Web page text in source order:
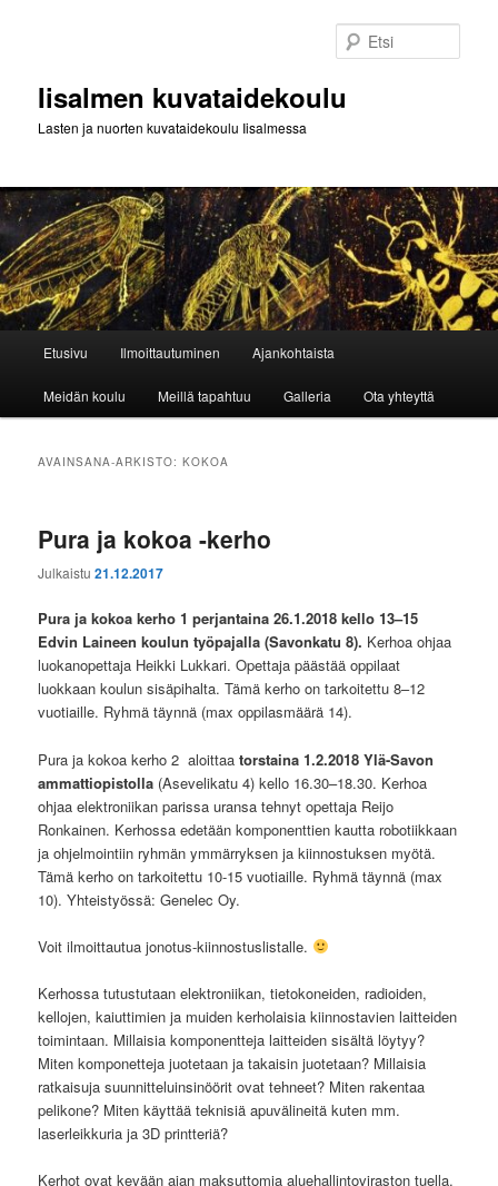
Iisalmen kuvataidekoulu
Lasten ja nuorten kuvataidekoulu Iisalmessa
Etusivu Ilmoittautuminen Ajankohtaista
Meidän koulu Meillä tapahtuu Galleria Ota yhteyttä
AVAINSANA-ARKISTO:KOKOA
Pura ja kokoa -kerho
Julkaistu21.12.2017
Pura ja kokoa kerho 1perjantaina 26.1.2018 kello 13–15
Edvin Laineen koulun työpajalla(Savonkatu 8). Kerhoa ohjaa
luokanopettaja Heikki Lukkari. Opettaja päästää oppilaat
luokkaan koulun sisäpihalta. Tämä kerho on tarkoitettu 8–12
vuotiaille. Ryhmä täynnä (max oppilasmäärä 14).
Pura ja kokoa kerho 2 aloittaatorstaina 1.2.2018 Ylä-Savon
ammattiopistolla (Asevelikatu 4) kello 16.30–18.30. Kerhoa
ohjaa elektroniikan parissa uransa tehnyt opettaja Reijo
Ronkainen. Kerhossa edetään komponenttien kautta robotiikkaan
ja ohjelmointiin ryhmän ymmärryksen ja kiinnostuksen myötä.
Tämä kerho on tarkoitettu 10-15 vuotiaille. Ryhmä täynnä (max
10). Yhteistyössä: Genelec Oy.
Voit ilmoittautua jonotus-kiinnostuslistalle.
Kerhossa tutustutaan elektroniikan, tietokoneiden, radioiden,
kellojen, kaiuttimien ja muiden kerholaisia kiinnostavien laitteiden
toimintaan. Millaisia komponentteja laitteiden sisältä löytyy?
Miten komponetteja juotetaan ja takaisin juotetaan? Millaisia
ratkaisuja suunnitteluinsinöörit ovat tehneet? Miten rakentaa
pelikone? Miten käyttää teknisiä apuvälineitä kuten mm.
laserleikkuria ja 3D printteriä?
Kerhot ovat kevään ajan maksuttomia aluehallintoviraston tuella.